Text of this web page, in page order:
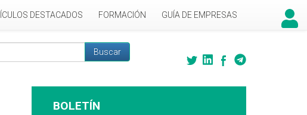
DESTACADOS FORMACIÓN GUÍA DE EMPRESAS
de búsqueda
Buscar
BOLETÍN